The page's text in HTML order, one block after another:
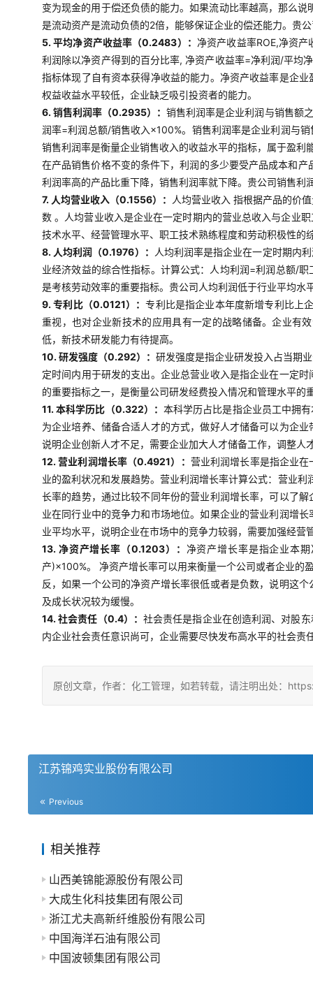
变为现金的用于偿还负债的能力。如果流动比率越高，那么
是流动资产是流动负债的2倍，能够保证企业的偿还能力。贵
5. 平均净资产收益率（0.2483）： 净资产收益率ROE,净资
利润除以净资产得到的百分比率, 净资产收益率=净利润/平均
指标体现了自有资本获得净收益的能力。净资产收益率是企
权益收益水平较低，企业缺乏吸引投资者的能力。
6. 销售利润率（0.2935）：销售利润率是企业利润与销售额
润率=利润总额/销售收入×100%。销售利润率是企业利润与
销售利润率是衡量企业销售收入的收益水平的指标，属于盈利
在产品销售价格不变的条件下，利润的多少要受产品成本和
利润率高的产品比重下降，销售利润率就下降。贵公司销售
7. 人均营业收入（0.1556）：
人均营业收入 指根据产品的价
数 。人均营业收入是企业在一定时期内的营业总收入与企业
技术水平、经营管理水平、职工技术熟练程度和劳动积极性
8. 人均利润（0.1976）：
人均利润率是指企业在一定时期内
业经济效益的综合性指标。计算公式：人均利润=利润总额/
是考核劳动效率的重要指标。贵公司人均利润低于行业平均
9. 专利比（0.0121）：专利比是指企业本年度新增专利比上
重视，也对企业新技术的应用具有一定的战略储备。企业有
低，新技术研发能力有待提高。
10. 研发强度（0.292）： 研发强度是指企业研发投入占当期
定时间内用于研发的支出。企业总营业收入是指企业在一定
的重要指标之一，是衡量公司研发经费投入情况和管理水平
11. 本科学历比（0.322）： 本科学历占比是指企业员工中拥
为企业培养、储备合适人才的方式，做好人才储备可以为企
说明企业创新人才不足，需要企业加大人才储备工作，调整人
12. 营业利润增长率（0.4921）： 营业利润增长率是指企业
业的盈利状况和发展趋势。营业利润增长率计算公式：营业
长率的趋势，通过比较不同年份的营业利润增长率，可以了
业在同行业中的竞争力和市场地位。如果企业的营业利润增
业平均水平，说明企业在市场中的竞争力较弱，需要加强经
13. 净资产增长率（0.1203）： 净资产增长率是指企业本
产)×100%。 净资产增长率可以用来衡量一个公司或者企业的
反，如果一个公司的净资产增长率很低或者是负数，说明这
及成长状况较为缓慢。
14. 社会责任（0.4）： 社会责任是指企业在创造利润、对股
内企业社会责任意识尚可，企业需要尽快发布高水平的社会责
原创文章，作者：化工管理，如若转载，请注明出处：
江苏锦鸡实业股份有限公司
Previous
相关推荐
山西美锦能源股份有限公司
大成生化科技集团有限公司
浙江尤夫高新纤维股份有限公司
中国海洋石油有限公司
中国波顿集团有限公司